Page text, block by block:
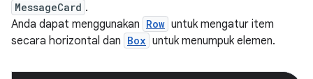
MessageCard .
Anda dapat menggunakan Row untuk mengatur item
secara horizontal dan Box untuk menumpuk elemen.